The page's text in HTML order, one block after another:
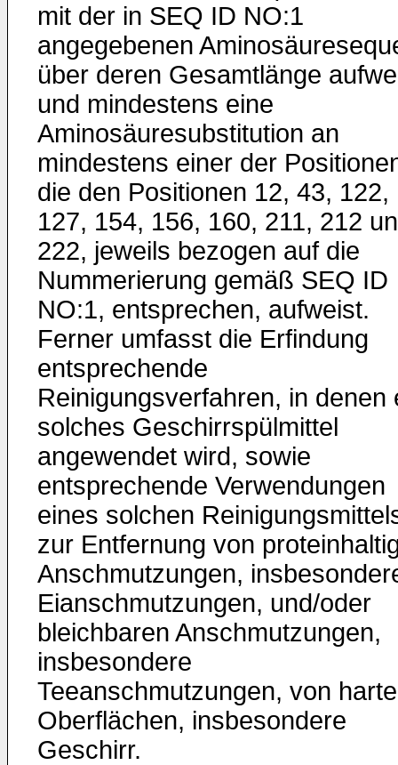
mit der in SEQ ID NO:1
angegebenen
über deren Gesamtlänge
und mindestens eine
Aminosäuresubstitution an
mindestens einer der
die den Positionen 12, 43, 122,
127, 154, 156, 160, 211, 212
222, jeweils bezogen auf die
Nummerierung gemäß SEQ ID
NO:1, entsprechen, aufweist.
Ferner umfasst die Erfindung
entsprechende
Reinigungsverfahren, in denen
solches Geschirrspülmittel
angewendet wird, sowie
entsprechende Verwendungen
eines solchen
zur Entfernung von
Anschmutzungen,
Eianschmutzungen, und/oder
bleichbaren Anschmutzungen,
insbesondere
Teeanschmutzungen, von
Oberflächen, insbesondere
Geschirr.